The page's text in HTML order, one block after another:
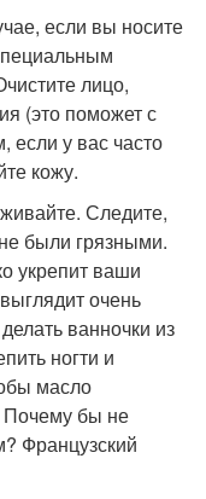
если вы носите
лицо,
(это поможет с
если у вас часто
кожу.
Следите,
были грязными.
укрепит ваши
очень
ванночки из
ногти и
масло
Почему бы не
Французский